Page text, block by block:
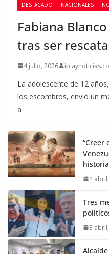
DESTACADO NACIONALES
Fabiana
tras ser
4 julio, 2026
La adolescente de 12
los escombros, envió un
a
“Creer
4
Tres
3